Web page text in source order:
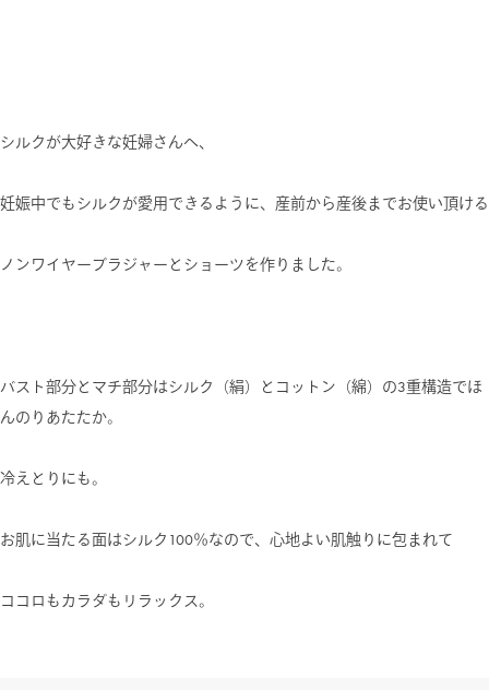
シルクが大好きな妊婦さんへ、
妊娠中でもシルクが愛用できるように、産前から産後までお使い頂ける
ノンワイヤーブラジャーとショーツを作りました。
バスト部分とマチ部分はシルク（絹）とコットン（綿）の3重構造でほ
んのりあたたか。
冷えとりにも。
お肌に当たる面はシルク100％なので、心地よい肌触りに包まれて
ココロもカラダもリラックス。